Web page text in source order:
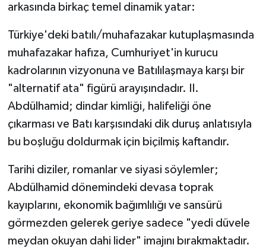
arkasında birkaç temel dinamik yatar:
Türkiye'deki batılı/muhafazakar kutuplaşmasında
muhafazakar hafıza, Cumhuriyet'in kurucu
kadrolarının vizyonuna ve Batılılaşmaya karşı bir
"alternatif ata" figürü arayışındadır. II.
Abdülhamid; dindar kimliği, halifeliği öne
çıkarması ve Batı karşısındaki dik duruş anlatısıyla
bu boşluğu doldurmak için biçilmiş kaftandır.
Tarihi diziler, romanlar ve siyasi söylemler;
Abdülhamid dönemindeki devasa toprak
kayıplarını, ekonomik bağımlılığı ve sansürü
görmezden gelerek geriye sadece "yedi düvele
meydan okuyan dahi lider" imajını bırakmaktadır.